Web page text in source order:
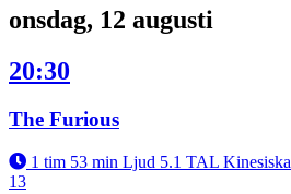
onsdag, 12 augusti
20:30
The Furious
1 tim 53 min Ljud 5.1 TAL Kinesiska
13